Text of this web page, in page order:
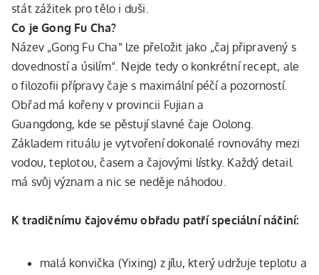
stát zážitek pro tělo i duši.
Co je Gong Fu Cha?
Název „Gong Fu Cha“ lze přeložit jako „čaj připravený s
dovedností a úsilím“. Nejde tedy o konkrétní recept, ale
o filozofii přípravy čaje s maximální péčí a pozorností.
Obřad má kořeny v provincii Fujian a
Guangdong, kde se pěstují slavné čaje Oolong.
Základem rituálu je vytvoření dokonalé rovnováhy mezi
vodou, teplotou, časem a čajovými lístky. Každý detail
má svůj význam a nic se neděje náhodou.
K tradičnímu čajovému obřadu patří speciální náčiní:
malá konvička (Yixing) z jílu, který udržuje teplotu a